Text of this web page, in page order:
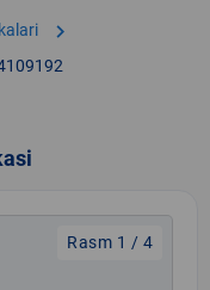
chevron_right
Rasm 1 / 4